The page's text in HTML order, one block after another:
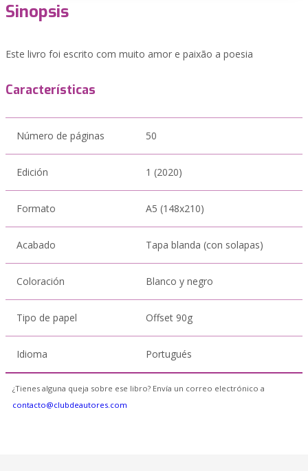
Sinopsis
Este livro foi escrito com muito amor e paixão a poesia
Características
Número de páginas 50
Edición 1 (2020)
Formato A5 (148x210)
Acabado Tapa blanda (con solapas)
Coloración Blanco y negro
Tipo de papel Offset 90g
Idioma Portugués
¿Tienes alguna queja sobre ese libro? Envía un correo electrónico a
contacto@clubdeautores.com